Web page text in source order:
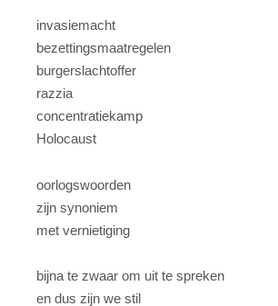
invasiemacht
bezettingsmaatregelen
burgerslachtoffer
razzia
concentratiekamp
Holocaust
oorlogswoorden
zijn synoniem
met vernietiging
bijna te zwaar om uit te spreken
en dus zijn we stil